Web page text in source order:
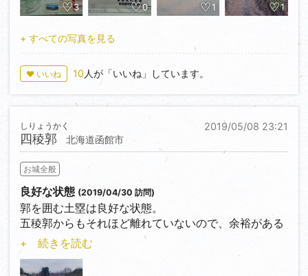
コレがもし熊だったら…只では済まなかったでしょう
登城ルートは尾根ルートで中城、本丸と登り進み、沢
ルートで降りてくるか、その逆回りになります。
尾根ルートは、かなり急峻な登り坂が続きますけれ
ど、沢ルートで降りて来る時は幾分緩やかなので、こ
ちらの方が無難かな(疲労時の下り坂は、足の踏ん張り
城域だけを歩くなら、桝形虎口(四合目付近)迄はコレ
と言った装備は必要無いですけれど、基礎体力が無い
とキツいかと思います。
遺構の状態は良好だと思います。
本丸から竪堀を眺めた時、山城を攻める事の難しさを
再認識出来る事でしょう。
3 0 1 1
+ すべての写真を見る
♥ いいね 10人が「いいね」しています。
2019/05/08 23:21
四稜郭
しりょうかく
北海道函館市
お城全般
良好な状態 (2019/04/30 訪問)
郭を囲む土塁は良好な状態。
五稜郭からもそれほど離れていないので、余裕がある
なら訪れて損はないと思う。
普通車なら5台位は停められる駐車場、史跡入り口に
はトイレもあるので、それほど不便は感じない筈。
+ 続きを読む